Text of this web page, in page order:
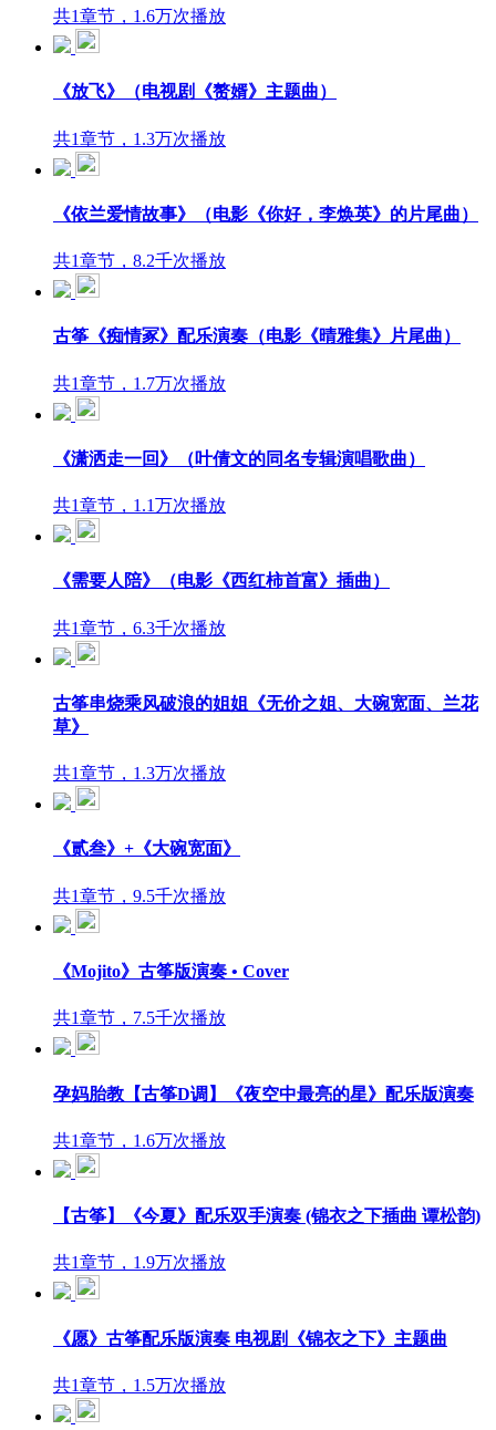
共1章节，1.6万次播放
《放飞》（电视剧《赘婿》主题曲）
共1章节，1.3万次播放
《依兰爱情故事》（电影《你好，李焕英》的片尾曲）
共1章节，8.2千次播放
古筝《痴情冢》配乐演奏（电影《晴雅集》片尾曲）
共1章节，1.7万次播放
《潇洒走一回》（叶倩文的同名专辑演唱歌曲）
共1章节，1.1万次播放
《需要人陪》（电影《西红柿首富》插曲）
共1章节，6.3千次播放
古筝串烧乘风破浪的姐姐《无价之姐、大碗宽面、兰花
草》
共1章节，1.3万次播放
《贰叁》+《大碗宽面》
共1章节，9.5千次播放
《Mojito》古筝版演奏 • Cover
共1章节，7.5千次播放
孕妈胎教【古筝D调】《夜空中最亮的星》配乐版演奏
共1章节，1.6万次播放
【古筝】《今夏》配乐双手演奏 (锦衣之下插曲 谭松韵)
共1章节，1.9万次播放
《愿》古筝配乐版演奏 电视剧《锦衣之下》主题曲
共1章节，1.5万次播放